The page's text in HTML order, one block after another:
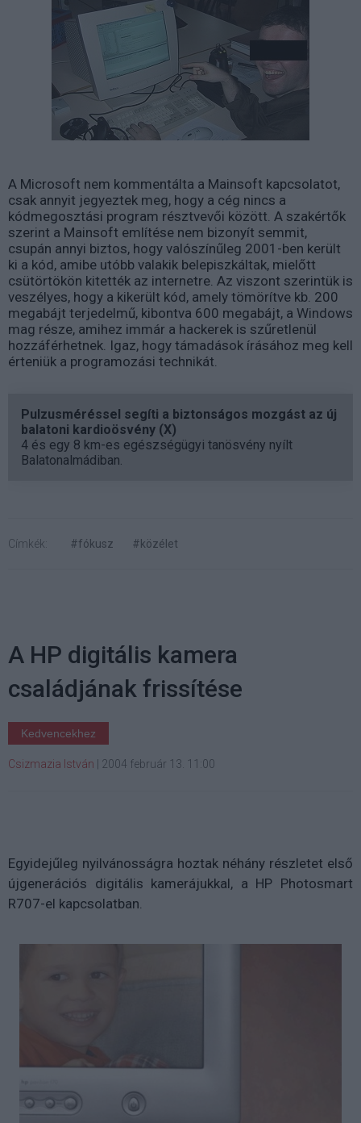
A Microsoft nem kommentálta a Mainsoft kapcsolatot,
csak annyit jegyeztek meg, hogy a cég nincs a
kódmegosztási program résztvevői között. A szakértők
szerint a Mainsoft említése nem bizonyít semmit,
csupán annyi biztos, hogy valószínűleg 2001-ben került
ki a kód, amibe utóbb valakik belepiszkáltak, mielőtt
csütörtökön kitették az internetre. Az viszont szerintük is
veszélyes, hogy a kikerült kód, amely tömörítve kb. 200
megabájt terjedelmű, kibontva 600 megabájt, a Windows
mag része, amihez immár a hackerek is szűretlenül
hozzáférhetnek. Igaz, hogy támadások írásához meg kell
érteniük a programozási technikát.
Pulzusméréssel segíti a biztonságos mozgást az új
balatoni kardioösvény (X)
4 és egy 8 km-es egészségügyi tanösvény nyílt
Balatonalmádiban.
Címkék: #fókusz #közélet
A HP digitális kamera
családjának frissítése
Kedvencekhez
Csizmazia István 2004 február 13. 11:00
Egyidejűleg nyilvánosságra hoztak néhány részletet első
újgenerációs digitális kamerájukkal, a HP Photosmart
R707-el kapcsolatban.